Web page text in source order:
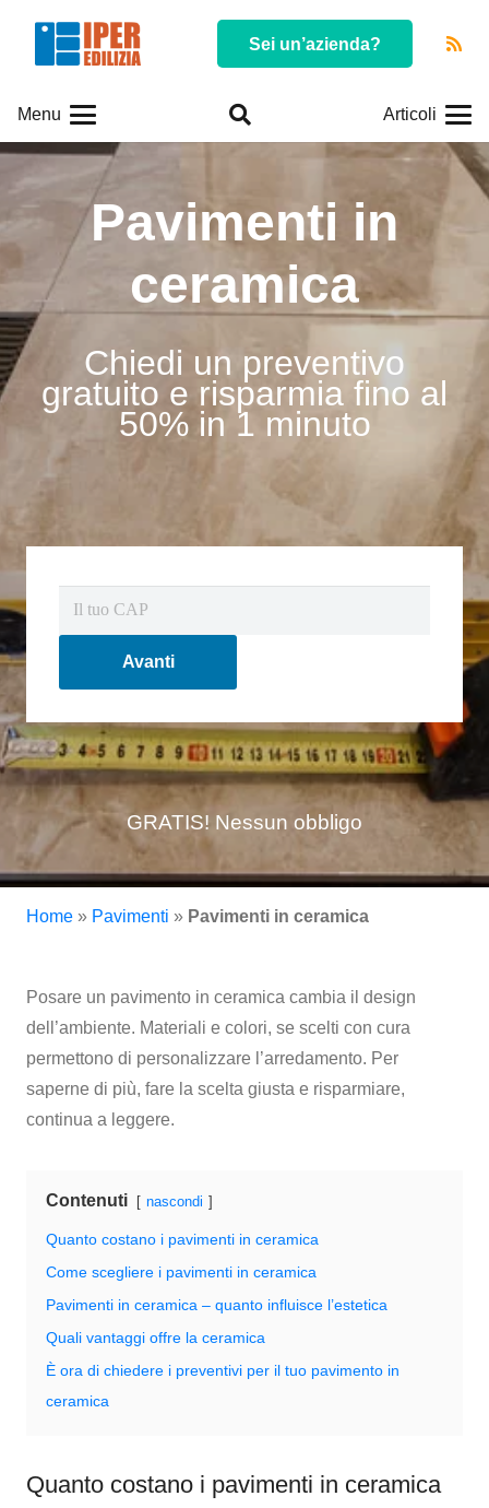
Sei un’azienda?
Menu Articoli
Pavimenti in
ceramica
Chiedi un preventivo
gratuito e risparmia fino al
50% in 1 minuto
Avanti
GRATIS! Nessun obbligo
Home » Pavimenti » Pavimenti in ceramica
Posare un pavimento in ceramica cambia il design
dell’ambiente. Materiali e colori, se scelti con cura
permettono di personalizzare l’arredamento. Per
saperne di più, fare la scelta giusta e risparmiare,
continua a leggere.
Contenuti nascondi
Quanto costano i pavimenti in ceramica
Come scegliere i pavimenti in ceramica
Pavimenti in ceramica – quanto influisce l’estetica
Quali vantaggi offre la ceramica
È ora di chiedere i preventivi per il tuo pavimento in
ceramica
Quanto costano i pavimenti in ceramica